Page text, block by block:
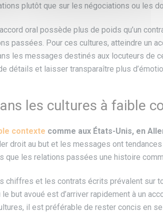
plutôt que sur les négociations ou les
oral possède plus de poids qu’un
passées. Pour ces cultures, atteindre un
les messages destinés aux locuteurs de
détails et laisser transparaître plus
les cultures à faible
contexte comme aux États-Unis, en
droit au but et les messages ont
que les relations passées une histoire
chiffres et les contrats écrits prévalent sur
but avoué est d’arriver rapidement à un
il est préférable de rester concis en